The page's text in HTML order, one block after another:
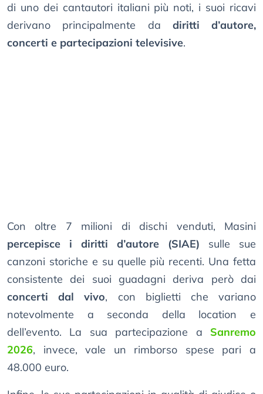
di uno dei cantautori italiani più noti, i suoi ricavi
derivano principalmente da diritti d’autore,
concerti e partecipazioni televisive.
Con oltre 7 milioni di dischi venduti, Masini
percepisce i diritti d’autore (SIAE) sulle sue
canzoni storiche e su quelle più recenti. Una fetta
consistente dei suoi guadagni deriva però dai
concerti dal vivo, con biglietti che variano
notevolmente a seconda della location e
dell’evento. La sua partecipazione a Sanremo
2026, invece, vale un rimborso spese pari a
48.000 euro.